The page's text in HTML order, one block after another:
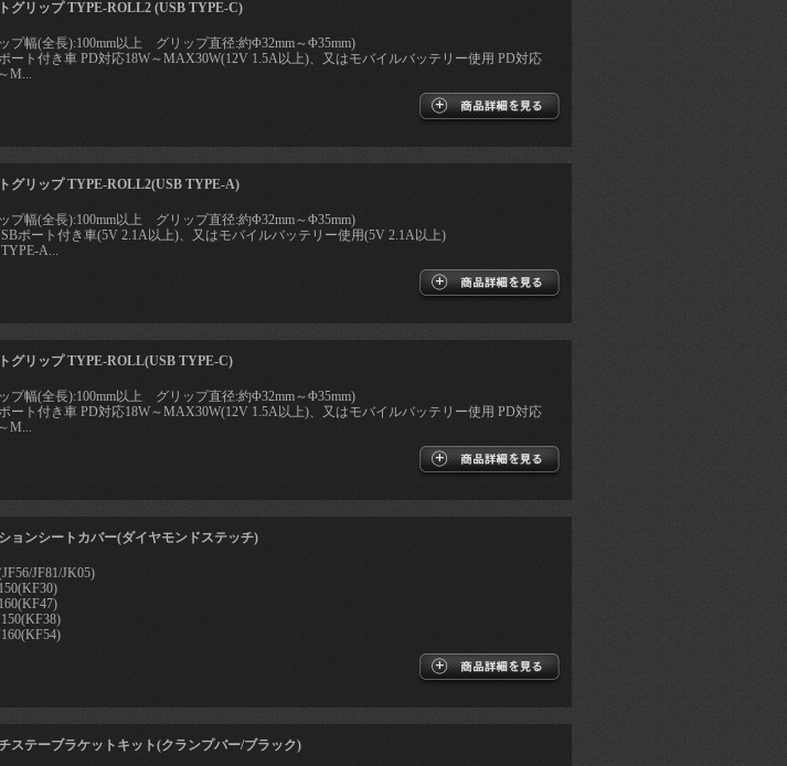
グリップ TYPE-ROLL2 (USB TYPE-C)
プ幅(全長):100mm以上 グリップ直径:約Φ32mm～Φ35mm)
ート付き車 PD対応18W～MAX30W(12V 1.5A以上)、又はモバイルバッテリー使用 PD対応
M...
グリップ TYPE-ROLL2(USB TYPE-A)
プ幅(全長):100mm以上 グリップ直径:約Φ32mm～Φ35mm)
ポート付き車(5V 2.1A以上)、又はモバイルバッテリー使用(5V 2.1A以上)
A...
グリップ TYPE-ROLL(USB TYPE-C)
プ幅(全長):100mm以上 グリップ直径:約Φ32mm～Φ35mm)
ート付き車 PD対応18W～MAX30W(12V 1.5A以上)、又はモバイルバッテリー使用 PD対応
M...
ョンシートカバー(ダイヤモンドステッチ)
JF81/JK05)
ステーブラケットキット(クランプバー/ブラック)